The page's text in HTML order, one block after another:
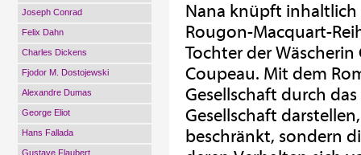
Joseph Conrad
Felix Dahn
Charles Dickens
Fjodor M. Dostojewski
Alexandre Dumas
George Eliot
Hans Fallada
Gustave Flaubert
Nana knüpft
Rougon-Macquart-
Tochter der
Coupeau. Mit dem
Gesellschaft durch
Gesellschaft
beschränkt, sondern